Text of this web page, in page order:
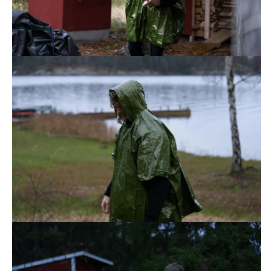
Avaa
kuvagalleria
Avaa
kuvagalleria